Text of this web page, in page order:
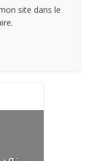
site dans le